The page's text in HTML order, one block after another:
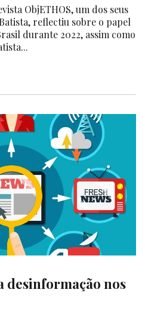
ObjETHOS, um dos seus
reflectiu sobre o papel
durante 2022, assim como
desinformação nos